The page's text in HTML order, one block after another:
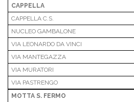
CAPPELLA
CAPPELLA C.S.
NUCLEO GAMBALONE
VIA LEONARDO DA VINCI
VIA MANTEGAZZA
VIA MURATORI
VIA PASTRENGO
MOTTA S. FERMO